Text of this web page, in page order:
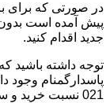
در صورتی که برای
پیش آمده است بدون
جدید اقدام کنید.
توجه داشته باشید
021 نسبت خرید و سفارش محصول خود اقدام کنید.